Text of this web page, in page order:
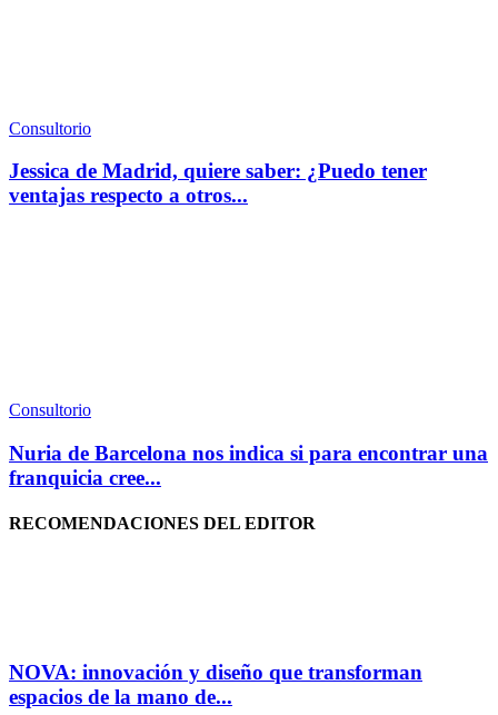
Consultorio
Jessica de Madrid, quiere saber: ¿Puedo tener
ventajas respecto a otros...
Consultorio
Nuria de Barcelona nos indica si para encontrar una
franquicia cree...
RECOMENDACIONES DEL EDITOR
NOVA: innovación y diseño que transforman
espacios de la mano de...